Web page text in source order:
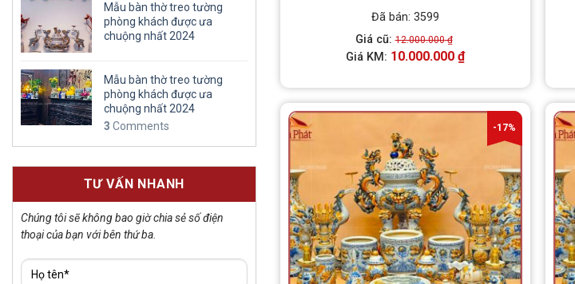
Mẫu bàn thờ treo tường
phòng khách được ưa
chuộng nhất 2024
Mẫu bàn thờ treo tường
phòng khách được ưa
chuộng nhất 2024
3 Comments
TƯ VẤN NHANH
Chúng tôi sẽ không bao giờ chia sẻ số điện
thoại của bạn với bên thứ ba.
Được xếp
hạng5.005
sao
Đã bán: 3599
Giá cũ: 12.000.000₫
Giá KM: 10.000.000₫
-17%